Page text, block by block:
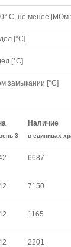
С, не менее [МОм
[°C]
[°C]
замыкании [°С]
3
Наличие
в единицах
6687
7150
1165
2201